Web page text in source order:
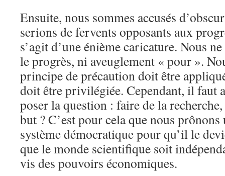
Ensuite, nous sommes accusés
serions de fervents opposants aux
s’agit d’une énième caricature. Nous
le progrès, ni aveuglement « pour ».
principe de précaution doit être
doit être privilégiée. Cependant, il faut
poser la question : faire de la
but ? C’est pour cela que nous
système démocratique pour qu’il le
que le monde scientifique soit
vis des pouvoirs économiques.